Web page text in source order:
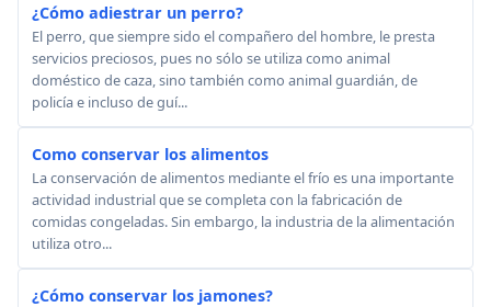
¿Cómo adiestrar un perro?
El perro, que siempre sido el compañero del hombre, le presta
servicios preciosos, pues no sólo se utiliza como animal
doméstico de caza, sino también como animal guardián, de
policía e incluso de guí...
Como conservar los alimentos
La conservación de alimentos mediante el frío es una importante
actividad industrial que se completa con la fabricación de
comidas congeladas. Sin embargo, la industria de la alimentación
utiliza otro...
¿Cómo conservar los jamones?